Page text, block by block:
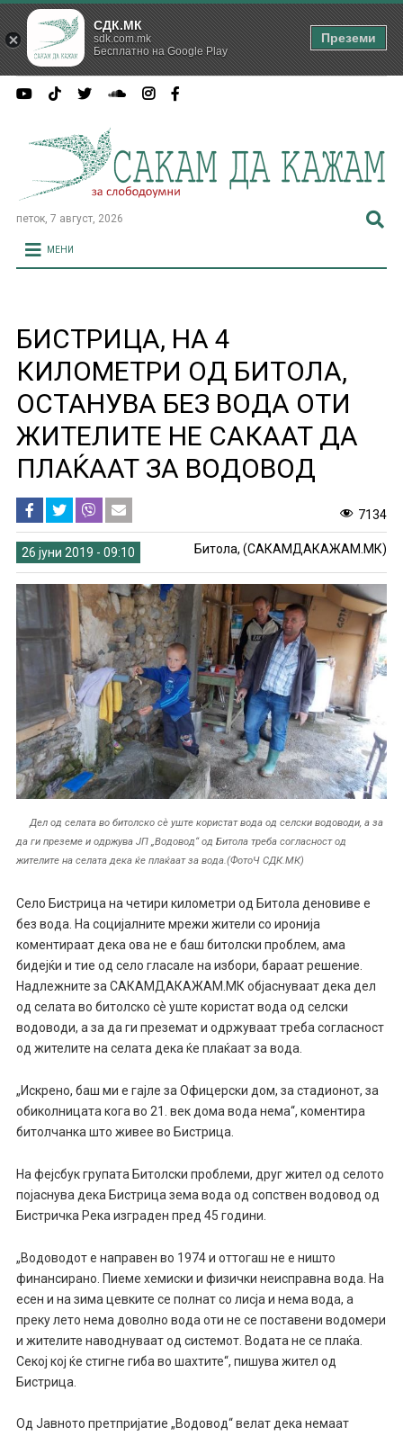
петок, 7 август, 2026
МЕНИ
БИСТРИЦА, НА 4
КИЛОМЕТРИ ОД БИТОЛА,
ОСТАНУВА БЕЗ ВОДА ОТИ
ЖИТЕЛИТЕ НЕ САКААТ ДА
ПЛАЌААТ ЗА ВОДОВОД
7134
26 јуни 2019 - 09:10 Битола, (САКАМДАКАЖАМ.МК)
Дел од селата во битолско сѐ уште користат вода од селски водоводи, а за
да ги преземе и одржува ЈП „Водовод“ од Битола треба согласност од
жителите на селата дека ќе плаќаат за вода.(ФотоЧ СДК.МК)
Село Бистрица на четири километри од Битола деновиве е
без вода. На социјалните мрежи жители со иронија
коментираат дека ова не е баш битолски проблем, ама
бидејќи и тие од село гласале на избори, бараат решение.
Надлежните за САКАМДАКАЖАМ.МК објаснуваат дека дел
од селата во битолско сѐ уште користат вода од селски
водоводи, а за да ги преземат и одржуваат треба согласност
од жителите на селата дека ќе плаќаат за вода.
„Искрено, баш ми е гајле за Офицерски дом, за стадионот, за
обиколницата кога во 21. век дома вода нема“, коментира
битолчанка што живее во Бистрица.
На фејсбук групата Битолски проблеми, друг жител од селото
појаснува дека Бистрица зема вода од сопствен водовод од
Бистричка Река изграден пред 45 години.
„Водоводот е направен во 1974 и оттогаш не е ништо
финансирано. Пиеме хемиски и физички неисправна вода. На
есен и на зима цевките се полнат со лисја и нема вода, а
преку лето нема доволно вода оти не се поставени водомери
и жителите наводнуваат од системот. Водата не се плаќа.
Секој кој ќе стигне гиба во шахтите“, пишува жител од
Бистрица.
Од Јавното претпријатие „Водовод“ велат дека немаат
СДК.МК
sdk.com.mk
Бесплатно на Google Play
Преземи